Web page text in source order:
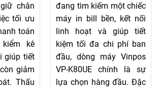
chân
tối ưu
toán
kê
giúp tiết
giảm
Thấu
đang tìm kiếm một chiếc
máy in bill bền, kết nối
linh hoạt và giúp tiết
kiệm tối đa chi phí ban
đầu, dòng máy Vinpos
VP-K80UE chính là sự
lựa chọn hàng đầu. Đặc